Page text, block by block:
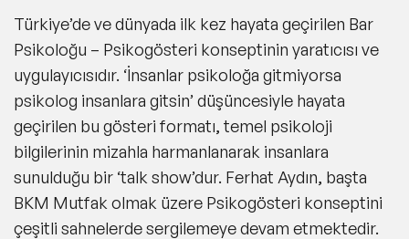
Türkiye’de ve dünyada ilk kez hayata geçirilen Bar
Psikoloğu – Psikogösteri konseptinin yaratıcısı ve
uygulayıcısıdır. ‘İnsanlar psikoloğa gitmiyorsa
psikolog insanlara gitsin’ düşüncesiyle hayata
geçirilen bu gösteri formatı, temel psikoloji
bilgilerinin mizahla harmanlanarak insanlara
sunulduğu bir ‘talk show’dur. Ferhat Aydın, başta
BKM Mutfak olmak üzere Psikogösteri konseptini
çeşitli sahnelerde sergilemeye devam etmektedir.